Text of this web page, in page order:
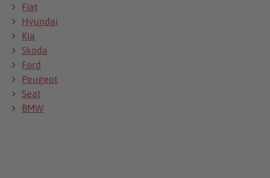
Fiat
Hyundai
Kia
Skoda
Ford
Peugeot
Seat
BMW